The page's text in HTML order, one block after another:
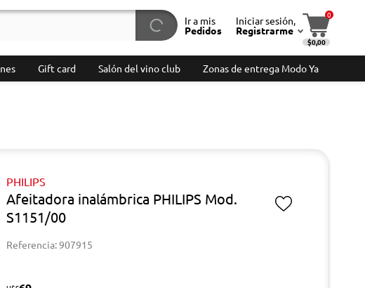
Ir a mis
Pedidos
Iniciar sesión,
Registrarme
0
$0,00
Gift card Salón del vino club Zonas de entrega Modo Ya
PHILIPS
Afeitadora inalámbrica PHILIPS Mod.
S1151/00
Referencia: 907915